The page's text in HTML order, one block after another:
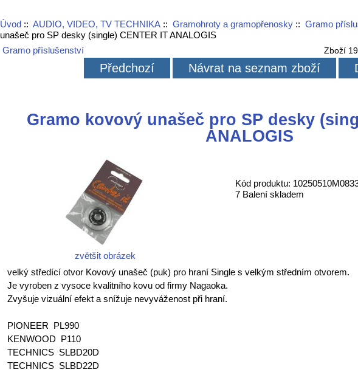
Úvod:: AUDIO, VIDEO, TV TECHNIKA:: Gramohroty a gramopřenosky:: Gramo
unašeč pro SP desky (single) CENTER IT ANALOGIS
Gramo příslušenství
Zboží
Předchozí Návrat na seznam zboží
Gramo kovový unašeč pro SP desky
ANALOGIS
zvětšit obrázek
Kód produktu:
7 Balení skladem
velký středící otvor Kovový unašeč (puk) pro hraní Single s velkým středním otvorem.
Je vyroben z vysoce kvalitního kovu od firmy Nagaoka.
Zvyšuje vizuální efekt a snížuje nevyváženost při hraní.
PIONEER PL990
KENWOOD P110
TECHNICS SLBD20D
TECHNICS SLBD22D